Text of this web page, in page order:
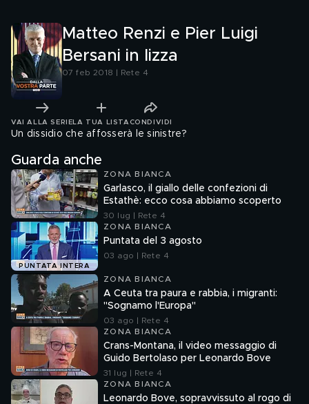
Matteo Renzi e Pier Luigi
Bersani in lizza
07 feb 2018 | Rete 4
VAI ALLA SERIE LA TUA LISTA CONDIVIDI
Un dissidio che affosserà le sinistre?
Guarda anche
ZONA BIANCA
Garlasco, il giallo delle confezioni di
Estathè: ecco cosa abbiamo scoperto
30 lug | Rete 4
PUNTATA INTERA
ZONA BIANCA
Puntata del 3 agosto
03 ago | Rete 4
ZONA BIANCA
A Ceuta tra paura e rabbia, i migranti:
"Sognamo l'Europa"
03 ago | Rete 4
ZONA BIANCA
Crans-Montana, il video messaggio di
Guido Bertolaso per Leonardo Bove
31 lug | Rete 4
ZONA BIANCA
Leonardo Bove, sopravvissuto al rogo di